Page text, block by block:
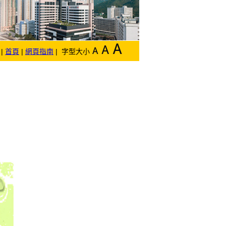
| 首頁 | 網頁指南 | 字型大小